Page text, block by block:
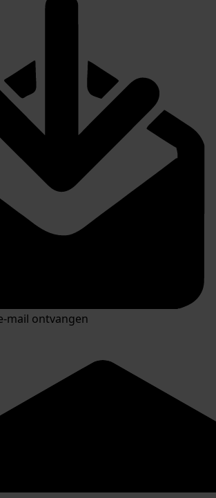
mail ontvangen